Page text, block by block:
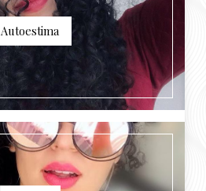
Autoestima